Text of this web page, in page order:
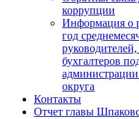
коррупции
Информация о
год
бухгалтеров
округа
Контакты
Отчет главы